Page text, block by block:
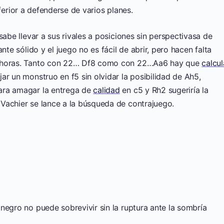
a defenderse de varios planes.
llevar a sus rivales a posiciones sin perspectivasa de
sólido y el juego no es fácil de abrir, pero hacen falta
Tanto con 22… Df8 como con 22…Aa6 hay que
un monstruo en f5 sin olvidar la posibilidad de Ah5,
amagar la entrega decalidad en c5 y Rh2 sugeriría la
se lance a la búsqueda de contrajuego.
no puede sobrevivir sin la ruptura ante la sombría